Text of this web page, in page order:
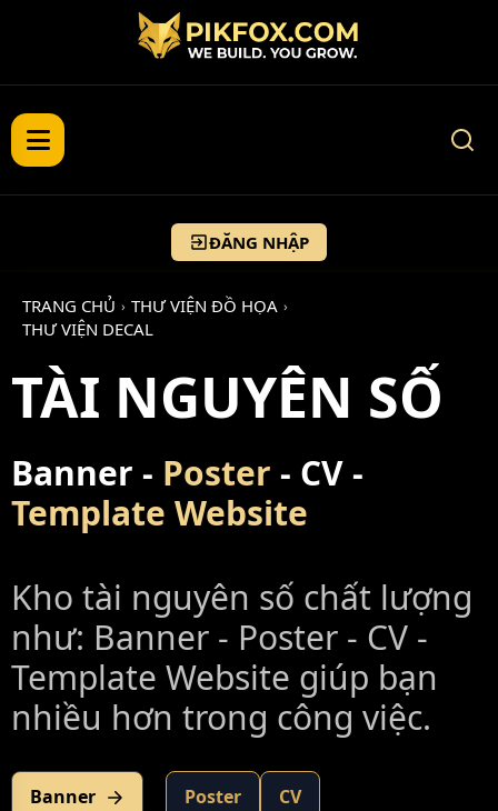
ĐĂNG NHẬP
TRANG CHỦ › THƯ VIỆN ĐỒ HỌA ›
THƯ VIỆN DECAL
TÀI NGUYÊN SỐ
Banner - Poster - CV -
Template Website
Kho tài nguyên số chất lượng
như: Banner - Poster - CV -
Template Website giúp bạn
nhiều hơn trong công việc.
Banner Poster CV